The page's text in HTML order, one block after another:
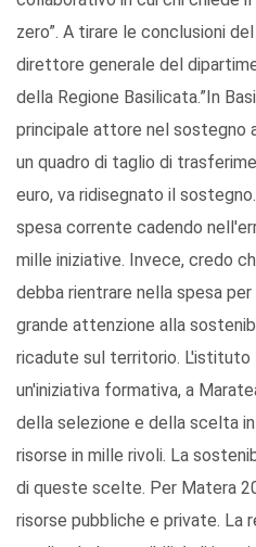
zero”. A tirare le conclusioni
direttore generale del
della Regione Basilicata.”In
principale attore nel sostegno
un quadro di taglio di
euro, va ridisegnato il
spesa corrente cadendo
mille iniziative. Invece, credo
debba rientrare nella spesa
grande attenzione alla
ricadute sul territorio. L'istituto
un'iniziativa formativa, a
della selezione e della scelta
risorse in mille rivoli. La
di queste scelte. Per Matera
risorse pubbliche e private. La